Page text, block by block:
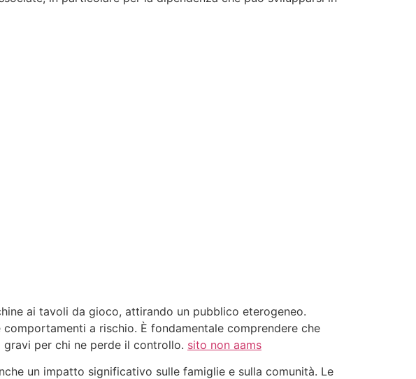
ai tavoli da gioco, attirando un pubblico eterogeneo.
a rischio. È fondamentale comprendere che
gravi per chi ne perde il controllo. sito non aams
un impatto significativo sulle famiglie e sulla comunità. Le